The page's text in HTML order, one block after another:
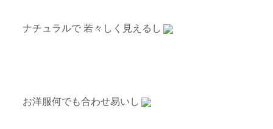
ナチュラルで 若々しく見えるし
お洋服何でも合わせ易いし